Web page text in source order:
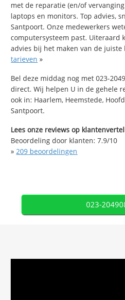
met de reparatie (en/of
laptops en monitors. Top advies,
Santpoort. Onze medewerkers
computersysteem past. Uiteraard
advies bij het maken van de
tarieven »
Bel deze middag nog met 023-
direct. Wij helpen U in de gehele
ook in: Haarlem, Heemstede,
Santpoort.
Lees onze reviews op
Beoordeling door klanten:7.9/10
» 209 beoordelingen
023-